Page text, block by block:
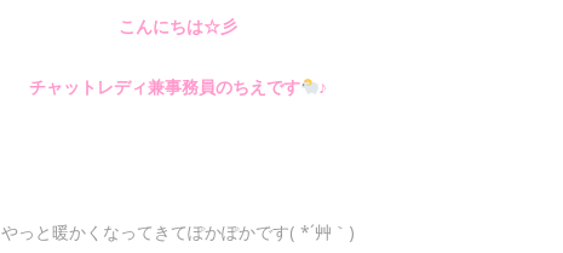
こんにちは☆彡
チャットレディ兼事務員のちえです ♪
やっと暖かくなってきてぽかぽかです( *´艸｀)